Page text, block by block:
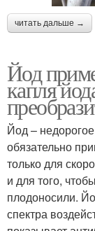
читать дальше →
Йод
капля
Йод –
обязательно
только для
и для того,
плодоносили.
спектра